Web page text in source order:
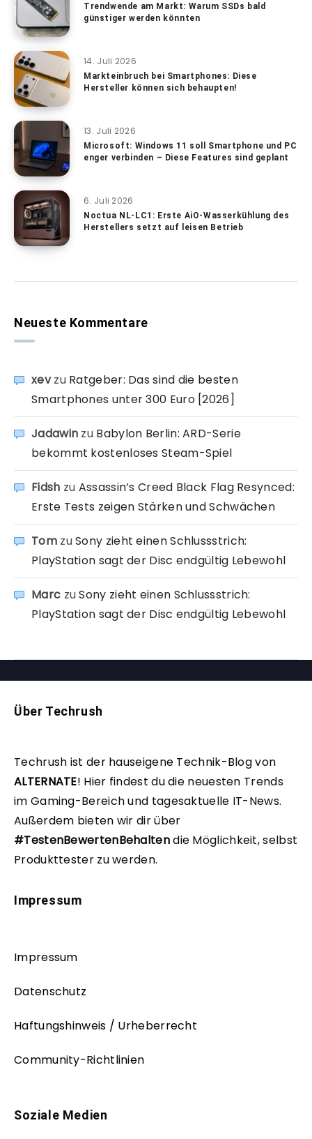
Trendwende am Markt: Warum SSDs bald
günstiger werden könnten
14. Juli 2026
Markteinbruch bei Smartphones: Diese
Hersteller können sich behaupten!
13. Juli 2026
Microsoft: Windows 11 soll Smartphone und PC
enger verbinden – Diese Features sind geplant
6. Juli 2026
Noctua NL-LC1: Erste AiO-Wasserkühlung des
Herstellers setzt auf leisen Betrieb
Neueste Kommentare
xevzu Ratgeber: Das sind die besten
Smartphones unter 300 Euro [2026]
Jadawin zu Babylon Berlin: ARD-Serie
bekommt kostenloses Steam-Spiel
Fidsh zu Assassin’s Creed Black Flag Resynced:
Erste Tests zeigen Stärken und Schwächen
TomzuSony zieht einen Schlussstrich:
PlayStation sagt der Disc endgültig Lebewohl
Marc zuSony zieht einen Schlussstrich:
PlayStation sagt der Disc endgültig Lebewohl
Über Techrush
Techrush ist der hauseigene Technik-Blog von
ALTERNATE! Hier findest du die neuesten Trends
im Gaming-Bereich und tagesaktuelle IT-News.
Außerdem bieten wir dir über
#TestenBewertenBehaltendie Möglichkeit, selbst
Produkttester zu werden.
Impressum
Impressum
Datenschutz
Haftungshinweis / Urheberrecht
Community-Richtlinien
Soziale Medien